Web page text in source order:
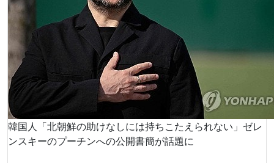
韓国人「北朝鮮の助けなしには持ちこたえられない」ゼレ
ンスキーのプーチンへの公開書簡が話題に